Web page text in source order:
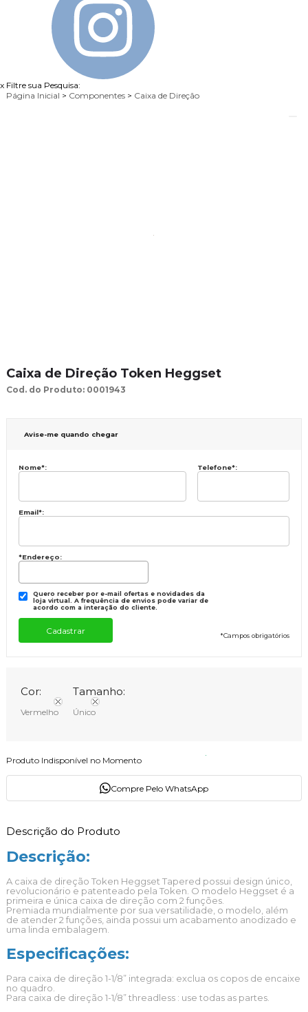
x Filtre sua Pesquisa:
Página Inicial > Componentes > Caixa de Direção
Caixa de Direção Token Heggset
Cod. do Produto: 0001943
Avise-me quando chegar
Nome*: Telefone*:
Email*:
*Endereço:
Quero receber por e-mail ofertas e novidades da
loja virtual. A frequência de envios pode variar de
acordo com a interação do cliente.
*Campos obrigatórios
Cor:
Vermelho
Tamanho:
Único
Produto Indisponível no Momento
Compre Pelo WhatsApp
Descrição do Produto
Descrição:
A caixa de direção Token Heggset Tapered possui design único,
revolucionário e patenteado pela Token. O modelo Heggset é a
primeira e única caixa de direção com 2 funções.
Premiada mundialmente por sua versatilidade, o modelo, além
de atender 2 funções, ainda possui um acabamento anodizado e
uma linda embalagem.
Especificações:
Para caixa de direção 1-1/8” integrada: exclua os copos de encaixe
no quadro.
Para caixa de direção 1-1/8” threadless : use todas as partes.